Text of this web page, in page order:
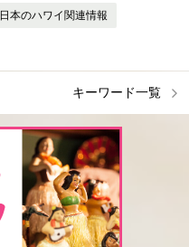
日本のハワイ関連情報
キーワード一覧